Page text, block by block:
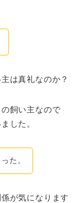
は真礼なのか？
飼い主なので
した。
た。
が気になります